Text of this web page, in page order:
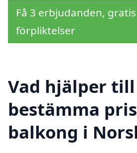
Få 3 erbjudanden,
förpliktelser
Vad hjälper
bestämma
balkong i